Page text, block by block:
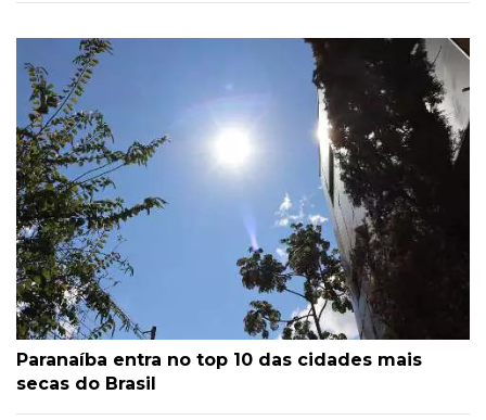
Paranaíba entra no top 10 das cidades mais
secas do Brasil